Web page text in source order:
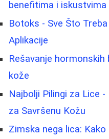
benefitima i iskustvima
Botoks - Sve Što
Aplikacije
Rešavanje
kože
Najbolji Pilingi za Lice
za Savršenu Kožu
Zimska nega lica: